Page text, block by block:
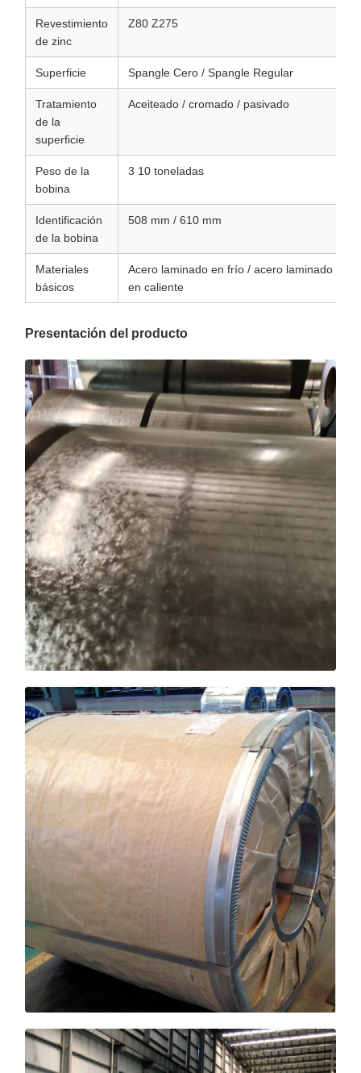
Revestimiento
de zinc
Z80 Z275
Superficie Spangle Cero / Spangle Regular
Tratamiento
de la
superficie
Aceiteado / cromado / pasivado
Peso de la
bobina
3 10 toneladas
Identificación
de la bobina
508 mm / 610 mm
Materiales
básicos
Acero laminado en frío / acero laminado
en caliente
Presentación del producto